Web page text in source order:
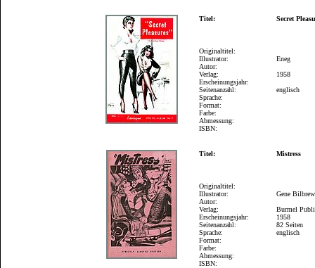
Titel: Secret
Originaltitel:
Illustrator:
Autor:
Verlag:
Erscheinungsjahr:
Seitenanzahl:
Sprache:
Format:
Farbe:
Abmessung:
ISBN:
Eneg
1958
englisch
Titel: Mistress
Originaltitel:
Illustrator:
Autor:
Verlag:
Erscheinungsjahr:
Seitenanzahl:
Sprache:
Format:
Farbe:
Abmessung:
ISBN:
Gene Bilbrew
Burmel
1958
82 Seiten
englisch